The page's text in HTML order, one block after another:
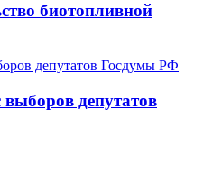
биотопливной
депутатов